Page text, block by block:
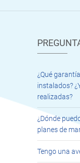
¿Qué
instalados?
realizadas?
¿Dónde
planes de
Tengo una